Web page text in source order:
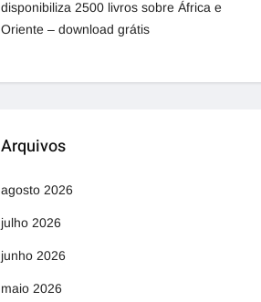
disponibiliza 2500 livros sobre África e
Oriente – download grátis
Arquivos
agosto 2026
julho 2026
junho 2026
maio 2026